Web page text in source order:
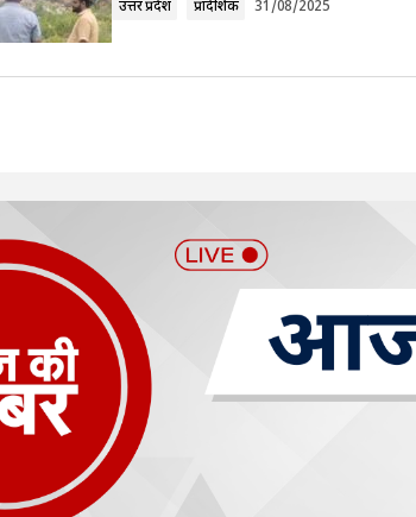
उत्तर प्रदेश प्रादेशिक 31/08/2025